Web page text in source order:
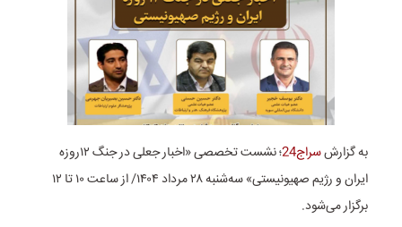
به گزارشسراج24
؛ نشست تخصصی «اخبار جعلی در جنگ ۱۲روزه
ایران و رژیم صهیونیستی» سه‌شنبه ۲۸ مرداد ۱۴۰۴/ از ساعت ۱۰ تا ۱۲
برگزار می‌شود.